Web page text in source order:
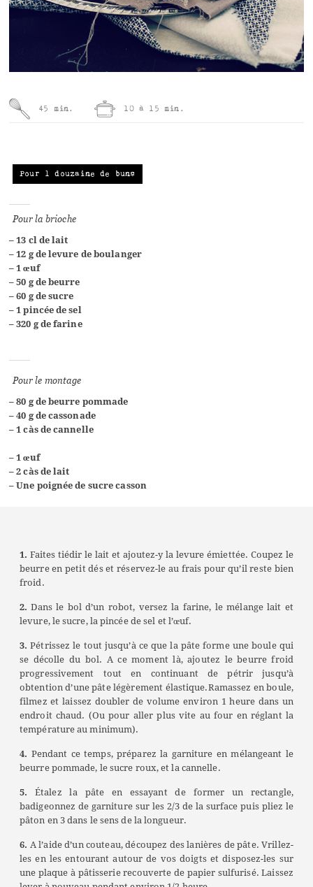
45 min. 10 à 15 min.
Pour 1 douzaine de buns
Pour la brioche
– 13 cl de lait
– 12 g de levure de boulanger
– 1 œuf
– 50 g de beurre
– 60 g de sucre
– 1 pincée de sel
– 320 g de farine
Pour le montage
– 80 g de beurre pommade
– 40 g de cassonade
– 1 càs de cannelle
– 1 œuf
– 2 càs de lait
– Une poignée de sucre casson
1. Faites tiédir le lait et ajoutez-y la levure émiettée. Coupez le
beurre en petit dés et réservez-le au frais pour qu’il reste bien
froid.
2. Dans le bol d’un robot, versez la farine, le mélange lait et
levure, le sucre, la pincée de sel et l’œuf.
3. Pétrissez le tout jusqu’à ce que la pâte forme une boule qui
se décolle du bol. A ce moment là, ajoutez le beurre froid
progressivement tout en continuant de pétrir jusqu’à
obtention d’une pâte légèrement élastique.Ramassez en boule,
filmez et laissez doubler de volume environ 1 heure dans un
endroit chaud. (Ou pour aller plus vite au four en réglant la
température au minimum).
4. Pendant ce temps, préparez la garniture en mélangeant le
beurre pommade, le sucre roux, et la cannelle.
5. Étalez la pâte en essayant de former un rectangle,
badigeonnez de garniture sur les 2/3 de la surface puis pliez le
pâton en 3 dans le sens de la longueur.
6. A l’aide d’un couteau, découpez des lanières de pâte. Vrillez-
les en les entourant autour de vos doigts et disposez-les sur
une plaque à pâtisserie recouverte de papier sulfurisé. Laissez